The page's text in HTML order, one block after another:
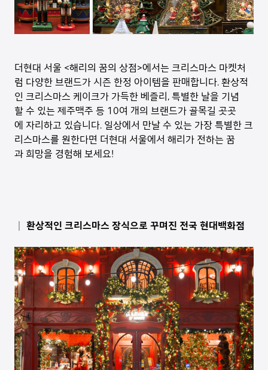
더현대 서울 <해리의 꿈의 상점>에서는 크리스마스 마켓처
럼 다양한 브랜드가 시즌 한정 아이템을 판매합니다. 환상적
인 크리스마스 케이크가 가득한 베즐리, 특별한 날을 기념
할 수 있는 제주맥주 등 10여 개의 브랜드가 골목길 곳곳
에 자리하고 있습니다. 일상에서 만날 수 있는 가장 특별한 크
리스마스를 원한다면 더현대 서울에서 해리가 전하는 꿈
과 희망을 경험해 보세요!
│ 환상적인 크리스마스 장식으로 꾸며진 전국 현대백화점